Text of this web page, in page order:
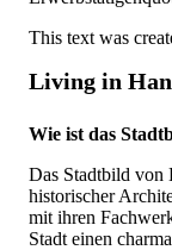
This text was
Living in
Wie ist das
Das Stadtbild von
historischer
mit ihren
Stadt einen